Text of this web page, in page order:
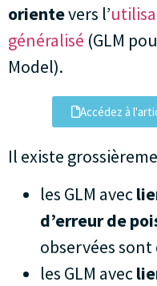
orientevers l’
généralisé (GLM
Model).
Accédez à
Il existe
les GLM avec
d’erreur de
observées sont
les GLM avec